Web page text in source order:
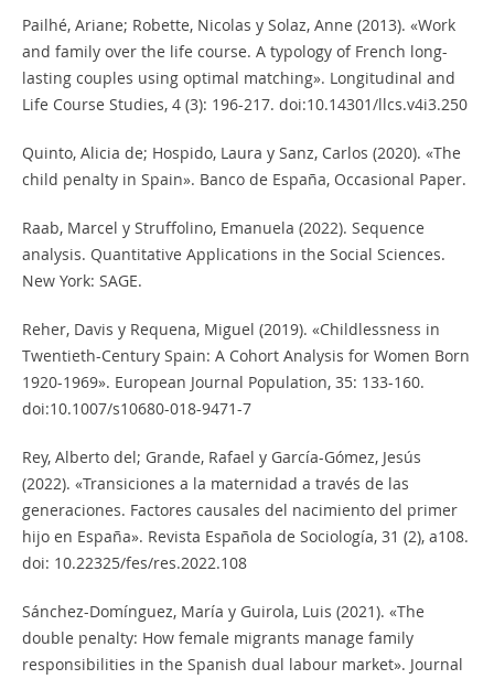
Pailhé, Ariane; Robette, Nicolas y Solaz, Anne (2013). «Work
and family over the life course. A typology of French long-
lasting couples using optimal matching». Longitudinal and
Life Course Studies, 4 (3): 196-217. doi:10.14301/llcs.v4i3.250
Quinto, Alicia de; Hospido, Laura y Sanz, Carlos (2020). «The
child penalty in Spain». Banco de España, Occasional Paper.
Raab, Marcel y Struffolino, Emanuela (2022). Sequence
analysis. Quantitative Applications in the Social Sciences.
New York: SAGE.
Reher, Davis y Requena, Miguel (2019). «Childlessness in
Twentieth-Century Spain: A Cohort Analysis for Women Born
1920-1969». European Journal Population, 35: 133-160.
doi:10.1007/s10680-018-9471-7
Rey, Alberto del; Grande, Rafael y García-Gómez, Jesús
(2022). «Transiciones a la maternidad a través de las
generaciones. Factores causales del nacimiento del primer
hijo en España». Revista Española de Sociología, 31 (2), a108.
doi: 10.22325/fes/res.2022.108
Sánchez-Domínguez, María y Guirola, Luis (2021). «The
double penalty: How female migrants manage family
responsibilities in the Spanish dual labour market». Journal